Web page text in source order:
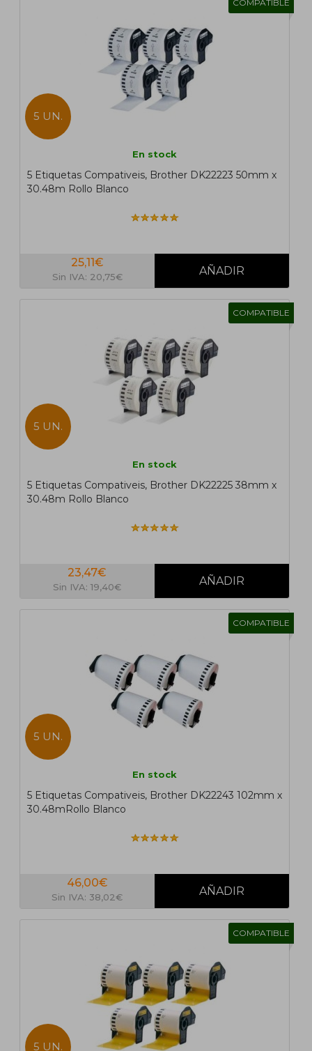
COMPATIBLE
5 UN.
En stock
5 Etiquetas Compativeis, Brother DK22223 50mm x
30.48m Rollo Blanco
25,11€
Sin IVA: 20,75€
COMPATIBLE
5 UN.
En stock
5 Etiquetas Compativeis, Brother DK22225 38mm x
30.48m Rollo Blanco
23,47€
Sin IVA: 19,40€
COMPATIBLE
5 UN.
En stock
5 Etiquetas Compativeis, Brother DK22243 102mm x
30.48mRollo Blanco
46,00€
Sin IVA: 38,02€
COMPATIBLE
5 UN.